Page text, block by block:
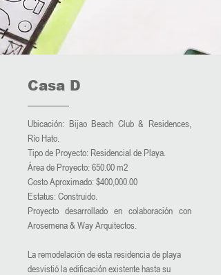
Casa D
Ubicación: Bijao Beach Club & Residences,
Río Hato.
Tipo de Proyecto: Residencial de Playa.
Área de Proyecto: 650.00 m2
Costo Aproximado: $400,000.00
Estatus: Construido.
Proyecto desarrollado en colaboración con
Arosemena & Way Arquitectos.
La remodelación de esta residencia de playa
desvistió la edificación existente hasta su